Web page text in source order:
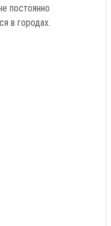
постоянно
в городах.